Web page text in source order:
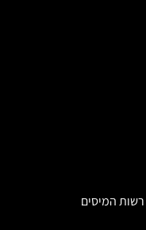
רשות המיסים